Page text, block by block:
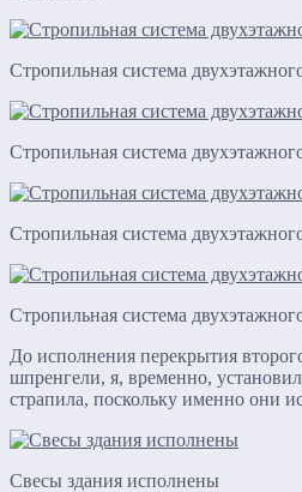
Стропильная система
Стропильная система
Стропильная система
Стропильная система
До исполнения перекрытия
шпренгели, я, временно,
страпила, поскольку именно они
Свесы здания исполнены